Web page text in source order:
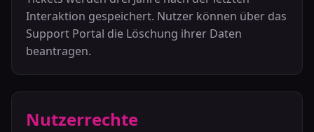
Interaktion gespeichert. Nutzer können über das
Support Portal die Löschung ihrer Daten
beantragen.
Nutzerrechte